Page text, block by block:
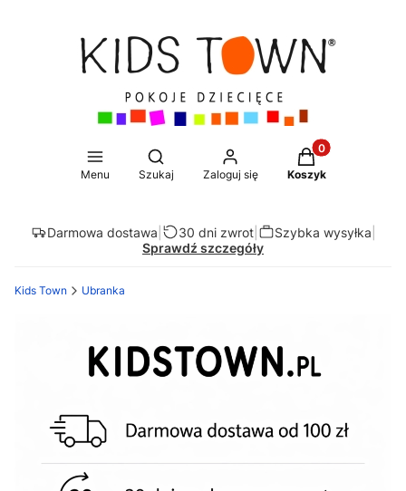
Menu
Otwórz wyszukiwarkę
Szukaj Zaloguj się
Produkty w
Koszyk
Darmowa dostawa 30 dni zwrot| Szybka wysyłka
Sprawdź szczegóły
Kids Town Ubranka